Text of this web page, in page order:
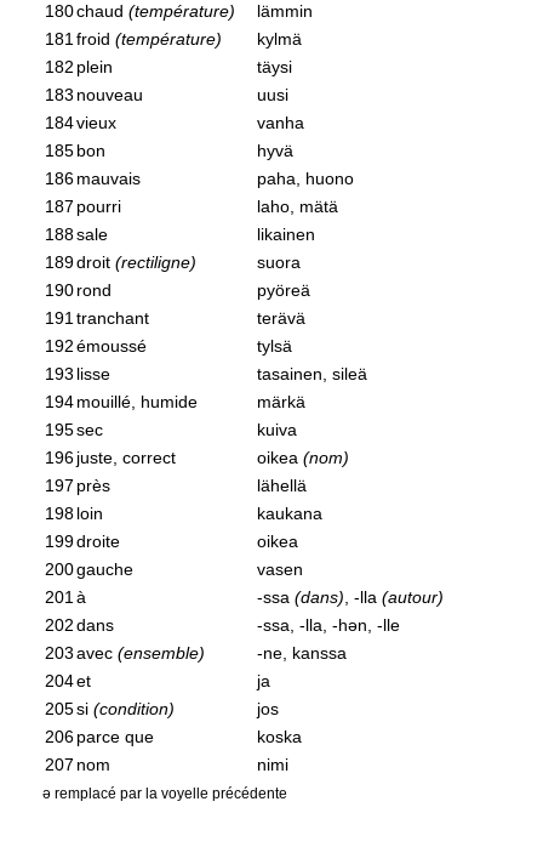
180chaud (température)
lämmin
181 froid (température)
kylmä
182 plein
täysi
183 nouveau
uusi
184vieux
vanha
185bon
hyvä
186mauvais
paha, huono
187 pourri
laho, mätä
188sale
likainen
189droit (rectiligne)
suora
190rond
pyöreä
191 tranchant
terävä
192émoussé
tylsä
193 lisse
tasainen, sileä
194mouillé, humide
märkä
195sec
kuiva
196juste, correct oikea (nom)
197 près
lähellä
198loin
kaukana
199droite
oikea
200gauche
vasen
201 à -ssa (dans) , -lla (autour)
202dans
-ssa, -lla, -hən, -lle
203avec (ensemble)
-ne, kanssa
204et
ja
205si (condition)
jos
206parce que
koska
207 nom nimi
ə remplacé par la voyelle précédente